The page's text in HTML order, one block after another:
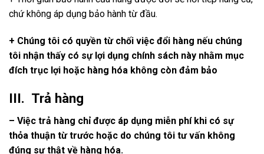
chứ không áp dụng bảo hành từ đầu.
+ Chúng tôi có quyền từ chối việc đổi hàng nếu chúng
tôi nhận thấy có sự lợi dụng chính sách này nhằm mục
đích trục lợi hoặc hàng hóa không còn đảm bảo
III. Trả hàng
– Việc trả hàng chỉ được áp dụng miễn phí khi có sự
thỏa thuận từ trước hoặc do chúng tôi tư vấn không
đúng sự thật về hàng hóa.